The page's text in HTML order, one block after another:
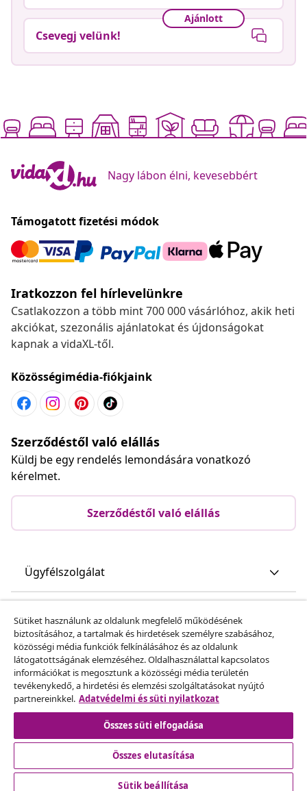
Ajánlott
Csevegj velünk!
Nagy lábon élni, kevesebbért
Támogatott fizetési módok
Iratkozzon fel hírlevelünkre
Csatlakozzon a több mint 700 000 vásárlóhoz, akik heti
akciókat, szezonális ajánlatokat és újdonságokat
kapnak a vidaXL-től.
Közösségimédia-fiókjaink
Szerződéstől való elállás
Küldj be egy rendelés lemondására vonatkozó
kérelmet.
Szerződéstől való elállás
Ügyfélszolgálat
vidaXL
Fedezz fel többet
Sütiket használunk az oldalunk megfelelő működésének
biztosításához, a tartalmak és hirdetések személyre szabásához,
közösségi média funkciók felkínálásához és az oldalunk
látogatottságának elemzéséhez. Oldalhasználattal kapcsolatos
információkat is megosztunk a közösségi média területén
tevékenykedő, a hirdetési és elemzési szolgáltatásokat nyújtó
partnereinkkel. Adatvédelmi és süti nyilatkozat
Összes süti elfogadása
Összes elutasítása
Sütik beállítása